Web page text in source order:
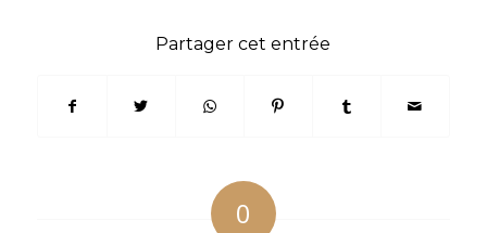
Partager cet entrée
0